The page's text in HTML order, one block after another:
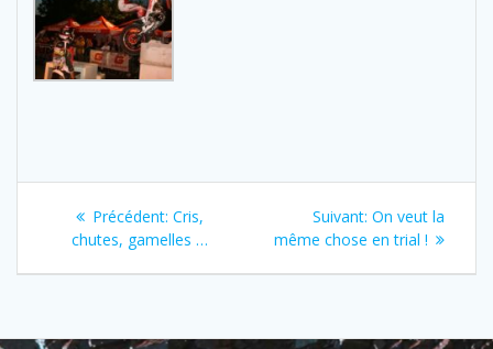
Navigation
Précédent: Previous
post:
Cris,
chutes, gamelles …
Suivant: Next
post:
On veut la
même chose en trial !